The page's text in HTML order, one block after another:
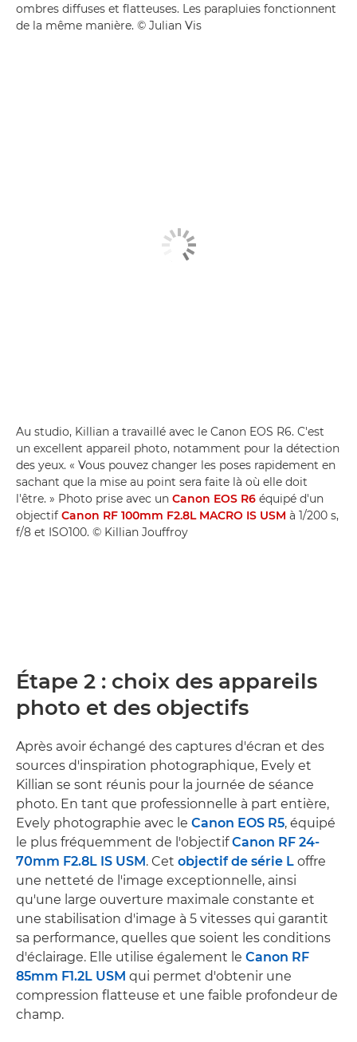
ombres diffuses et flatteuses. Les parapluies fonctionnent
de la même manière. © Julian Vis
Au studio, Killian a travaillé avec le Canon EOS R6. C'est
un excellent appareil photo, notamment pour la détection
des yeux. « Vous pouvez changer les poses rapidement en
sachant que la mise au point sera faite là où elle doit
l'être. » Photo prise avec un Canon EOS R6 équipé d'un
objectif Canon RF 100mm F2.8L MACRO IS USM à 1/200 s,
f/8 et ISO100. © Killian Jouffroy
Étape 2 : choix des appareils
photo et des objectifs
Après avoir échangé des captures d'écran et des
sources d'inspiration photographique, Evely et
Killian se sont réunis pour la journée de séance
photo. En tant que professionnelle à part entière,
Evely photographie avec le Canon EOS R5, équipé
le plus fréquemment de l'objectifCanon RF 24-
70mm F2.8L IS USM. Cet objectif de série L offre
une netteté de l'image exceptionnelle, ainsi
qu'une large ouverture maximale constante et
une stabilisation d'image à 5 vitesses qui garantit
sa performance, quelles que soient les conditions
d'éclairage. Elle utilise également le Canon RF
85mm F1.2L USM qui permet d'obtenir une
compression flatteuse et une faible profondeur de
champ.